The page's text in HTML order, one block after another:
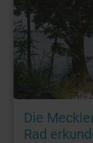
Die
Rad